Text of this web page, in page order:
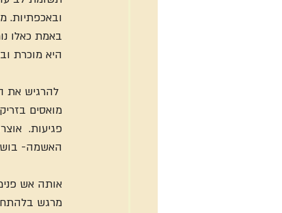
ובאכפתיות.
באמת כאלו
היא מוכרת
להרגיש את
מואסים
פגיעות.
האשמה-
אותה אש
מרגש